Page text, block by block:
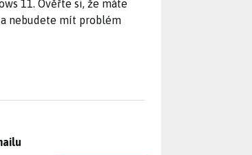
11. Ověřte si, že máte
nebudete mít problém